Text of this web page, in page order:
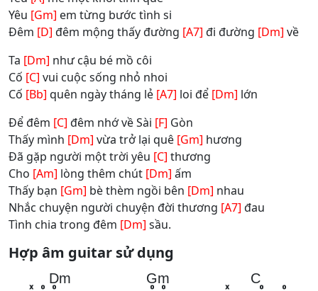
Yêu [Gm] em từng bước tình si
Đêm [D] đêm mộng thấy đường [A7] đi đường [Dm] về
Ta [Dm] như cậu bé mồ côi
Cố [C] vui cuộc sống nhỏ nhoi
Cố [Bb] quên ngày tháng lẻ [A7] loi để [Dm] lớn
Để đêm [C] đêm nhớ về Sài [F] Gòn
Thấy mình [Dm] vừa trở lại quê [Gm] hương
Đã gặp người một trời yêu [C] thương
Cho [Am] lòng thêm chút [Dm] ấm
Thấy bạn [Gm] bè thèm ngồi bên [Dm] nhau
Nhắc chuyện người chuyện đời thương [A7] đau
Tình chia trong đêm [Dm] sầu.
Hợp âm guitar sử dụng
Dm
x o o
Gm
o o
C
x o o